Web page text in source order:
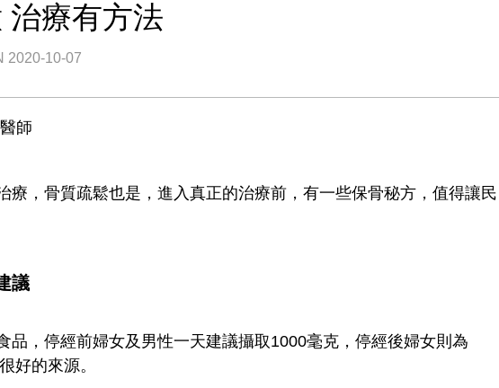
治療有方法
2020-10-07
師
療，骨質疏鬆也是，進入真正的治療前，有一些保骨秘方，值得讓民
議
品，停經前婦女及男性一天建議攝取1000毫克，停經後婦女則為
好的來源。